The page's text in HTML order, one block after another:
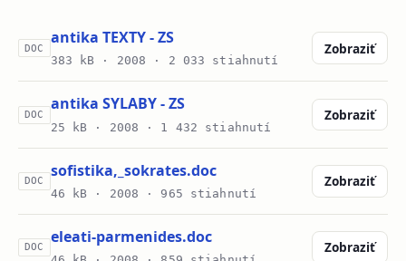
DOC
antika TEXTY - ZS
383 kB · 2008 · 2 033 stiahnutí
Zobraziť
DOC
antika SYLABY - ZS
25 kB · 2008 · 1 432 stiahnutí
Zobraziť
DOC
sofistika,_sokrates.doc
46 kB · 2008 · 965 stiahnutí
Zobraziť
DOC
eleati-parmenides.doc
Zobraziť